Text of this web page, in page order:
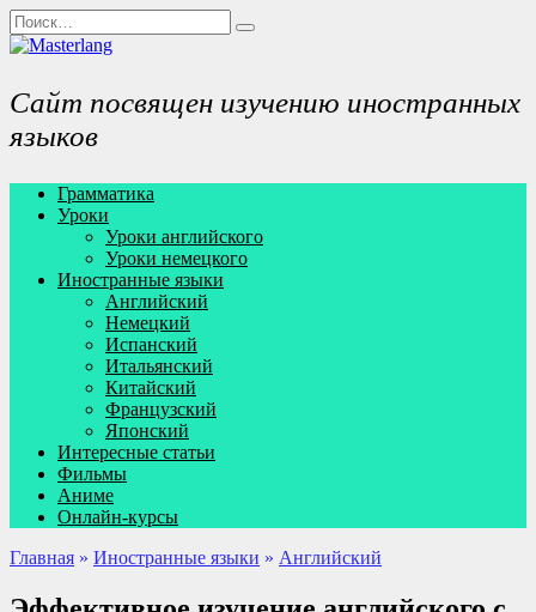
Перейти
к
содержанию
Search
for:
Сайт посвящен изучению иностранных
языков
Грамматика
Уроки
Уроки английского
Уроки немецкого
Иностранные языки
Английский
Немецкий
Испанский
Итальянский
Китайский
Французский
Японский
Интересные статьи
Фильмы
Аниме
Онлайн-курсы
Главная » Иностранные языки » Английский